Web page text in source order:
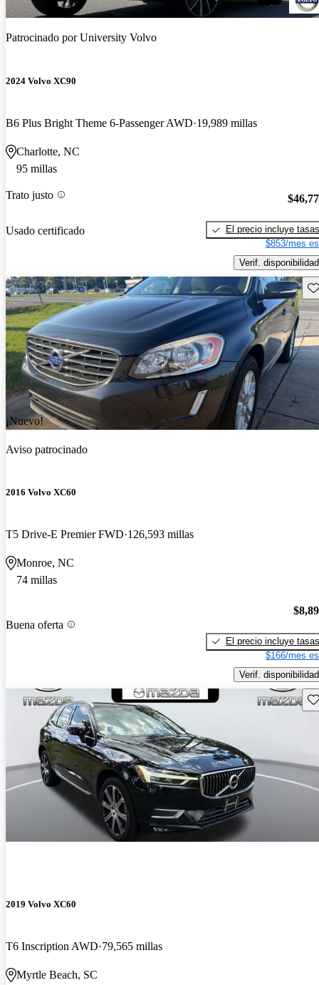
Patrocinado porUniversity Volvo
2024 Volvo XC90
B6 Plus Bright Theme 6-Passenger AWD 19,989 millas
Charlotte, NC
95 millas
Trato justo
Usado certificado
El precio incluye tasas
$853/mes
Verif. disponibilidad
¡Nuevo!
Aviso patrocinado
2016 Volvo XC60
T5 Drive-E Premier FWD 126,593 millas
Monroe, NC
74 millas
Buena oferta
El precio incluye tasas
$166/mes
Verif. disponibilidad
2019 Volvo XC60
T6 Inscription AWD 79,565 millas
Myrtle Beach, SC